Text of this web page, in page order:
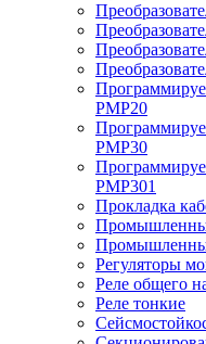
PMP20
PMP30
PMP301
Прокладка
Регуляторы
Реле общего
Реле тонкие